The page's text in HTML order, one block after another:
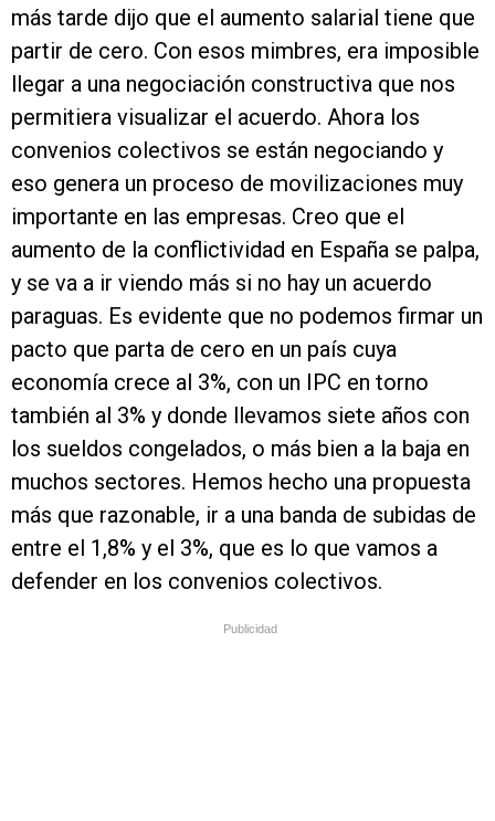
más tarde dijo que el aumento salarial tiene que
partir de cero. Con esos mimbres, era imposible
llegar a una negociación constructiva que nos
permitiera visualizar el acuerdo. Ahora los
convenios colectivos se están negociando y
eso genera un proceso de movilizaciones muy
importante en las empresas. Creo que el
aumento de la conflictividad en España se palpa,
y se va a ir viendo más si no hay un acuerdo
paraguas. Es evidente que no podemos firmar un
pacto que parta de cero en un país cuya
economía crece al 3%, con un IPC en torno
también al 3% y donde llevamos siete años con
los sueldos congelados, o más bien a la baja en
muchos sectores. Hemos hecho una propuesta
más que razonable, ir a una banda de subidas de
entre el 1,8% y el 3%, que es lo que vamos a
defender en los convenios colectivos.
Publicidad